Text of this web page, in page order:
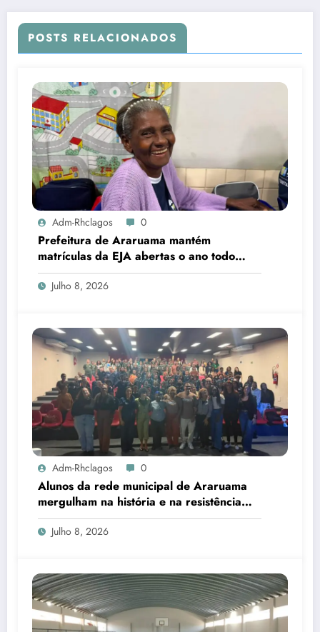
POSTS RELACIONADOS
Adm-Rhclagos 0
Prefeitura de Araruama mantém
matrículas da EJA abertas o ano todo
para quem deseja concluir os estudos
Julho 8, 2026
Adm-Rhclagos 0
Alunos da rede municipal de Araruama
mergulham na história e na resistência
dos quilombos da Região dos Lagos
Julho 8, 2026